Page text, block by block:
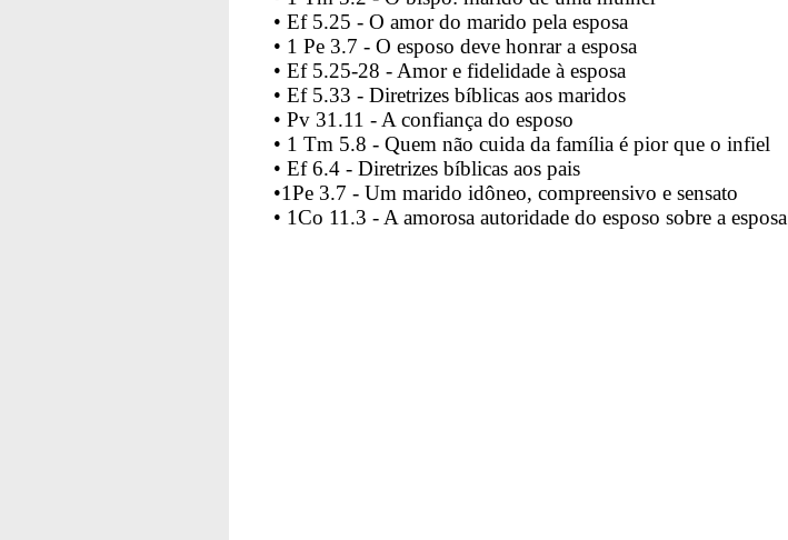
• Ef 5.25 - O amor do marido pela esposa
• 1 Pe 3.7 - O esposo deve honrar a esposa
• Ef 5.25-28 - Amor e fidelidade à esposa
• Ef 5.33 - Diretrizes bíblicas aos maridos
• Pv 31.11 - A confiança do esposo
• 1 Tm 5.8 - Quem não cuida da família é pior que o infiel
• Ef 6.4 - Diretrizes bíblicas aos pais
•1Pe 3.7 - Um marido idôneo, compreensivo e sensato
• 1Co 11.3 - A amorosa autoridade do esposo sobre a esposa